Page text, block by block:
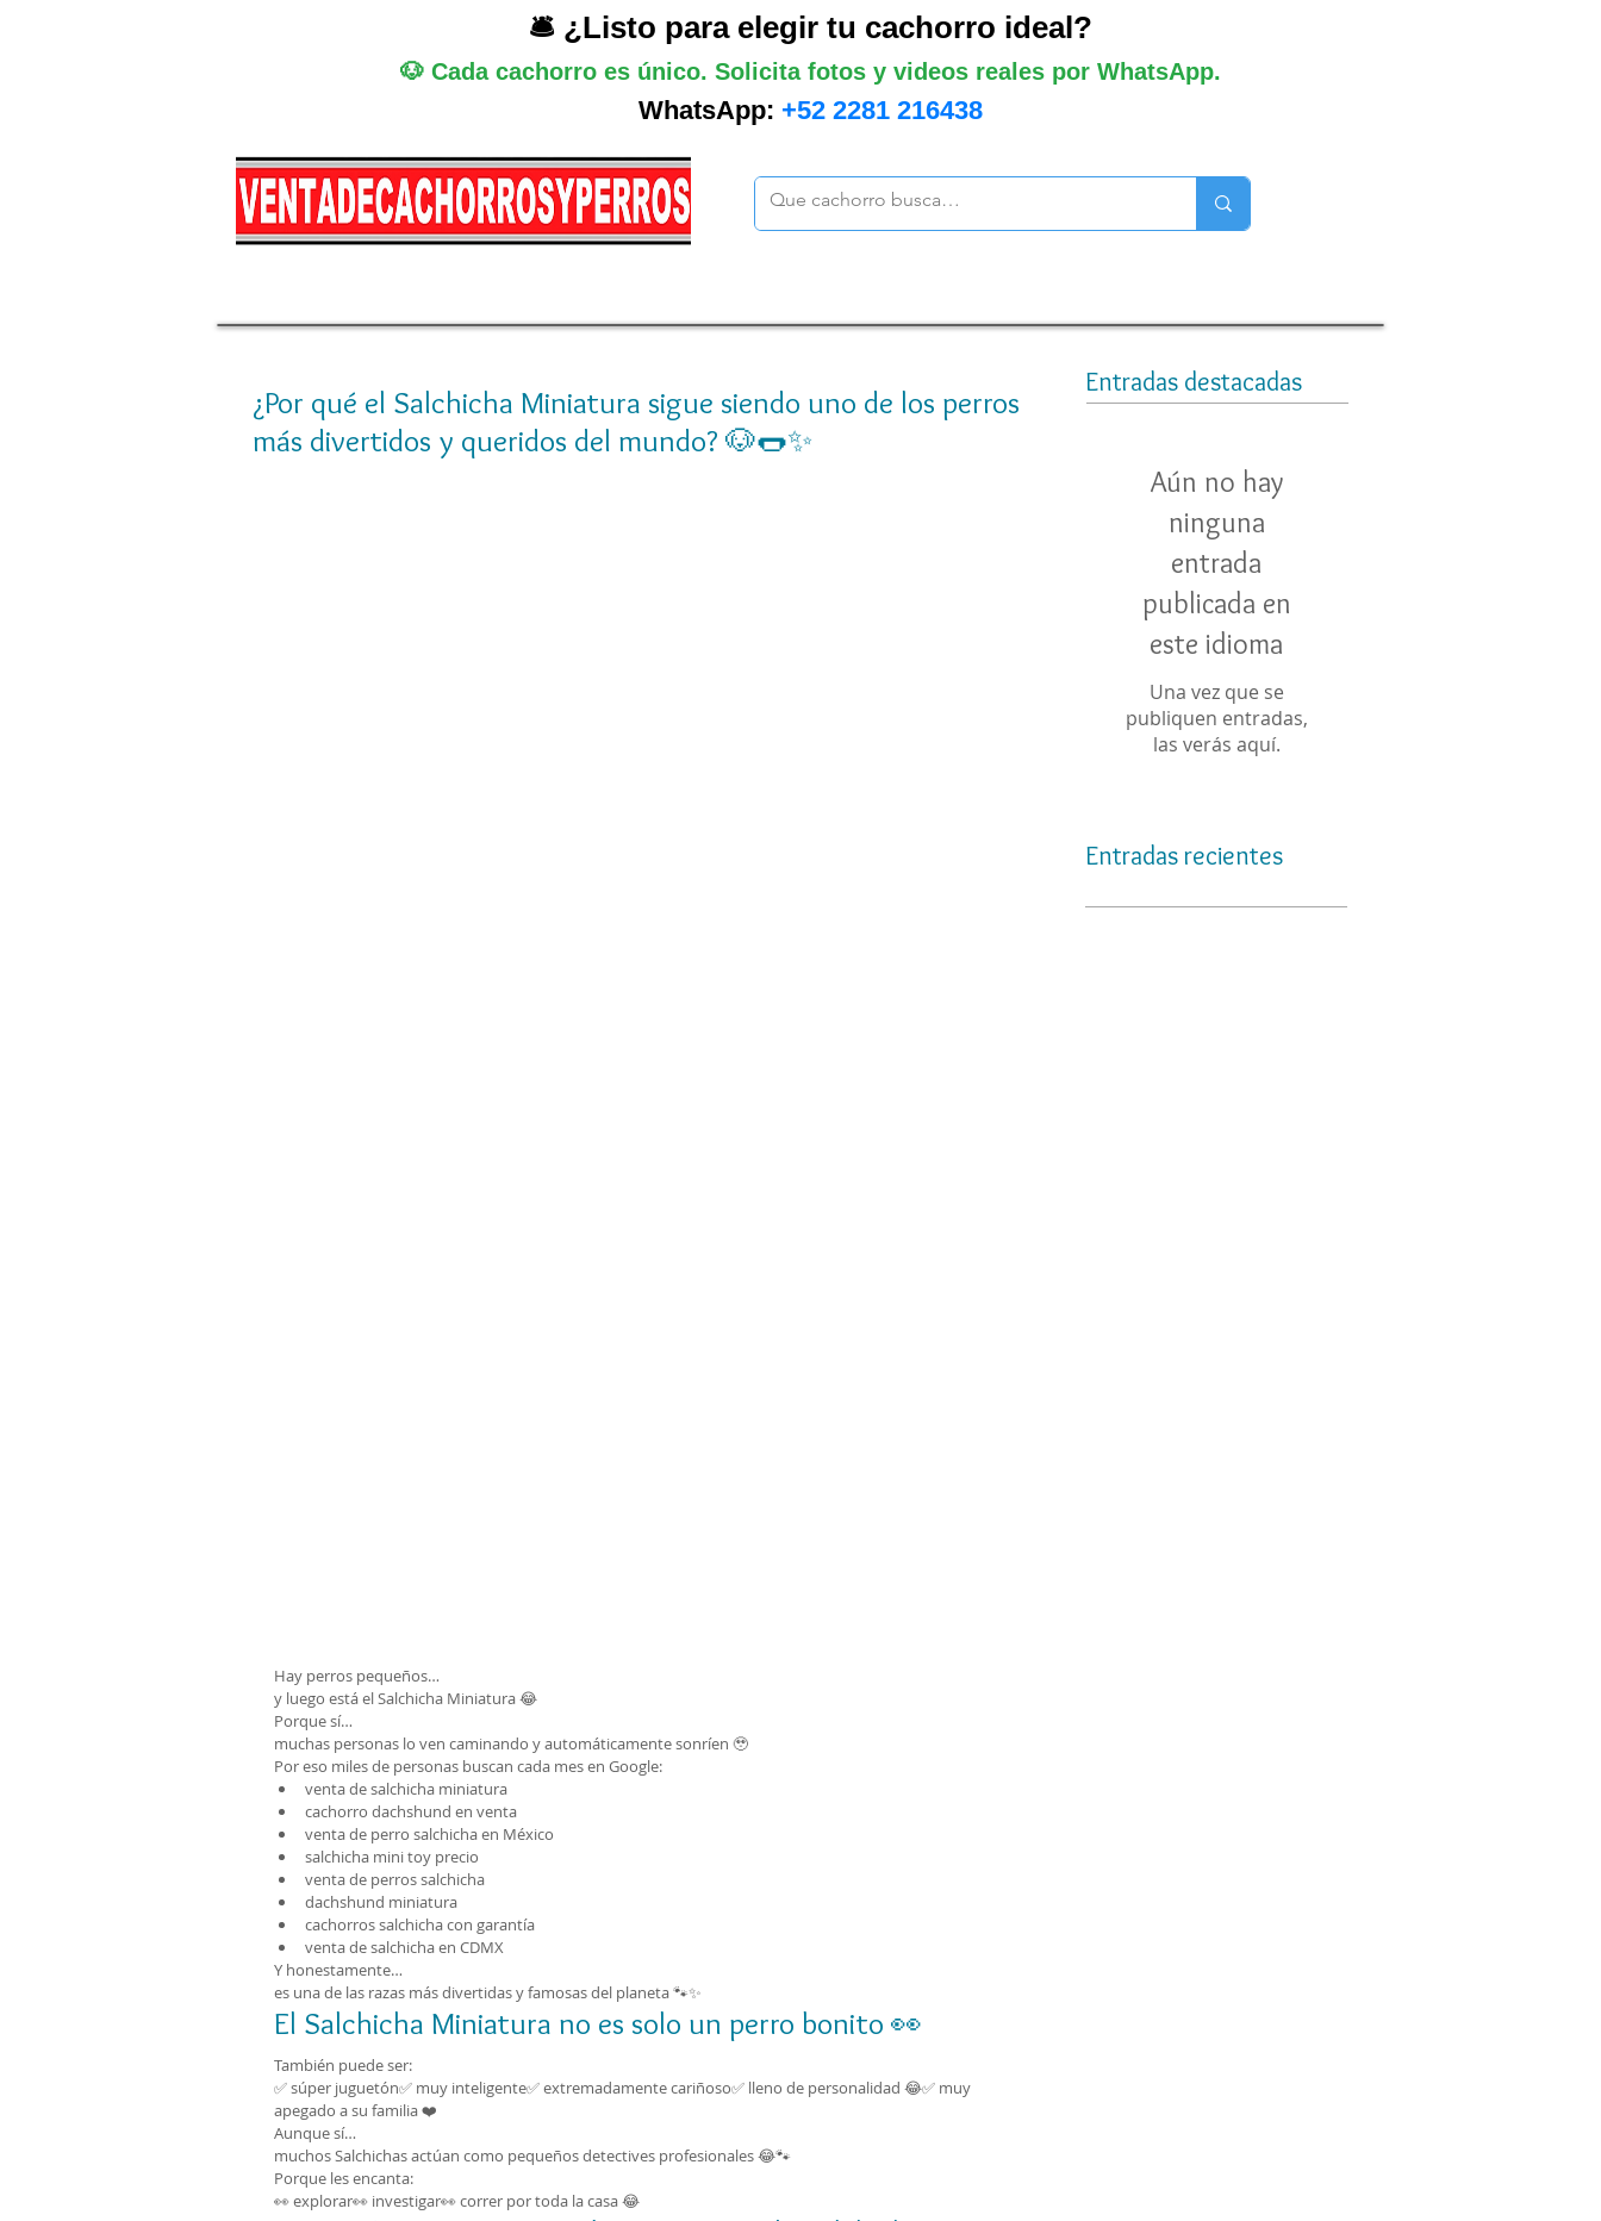
🛎️ ¿Listo para elegir tu cachorro ideal?
🐶 Cada cachorro es único. Solicita fotos y videos reales por WhatsApp.
WhatsApp: +52 2281 216438
¿Por qué el Salchicha Miniatura sigue siendo uno de los perros
más divertidos y queridos del mundo? 🐶🌭✨
Hay perros pequeños…
y luego está el Salchicha Miniatura 😂
Porque sí…
muchas personas lo ven caminando y automáticamente sonríen 🥹
Por eso miles de personas buscan cada mes en Google:
venta de salchicha miniatura
cachorro dachshund en venta
venta de perro salchicha en México
salchicha mini toy precio
venta de perros salchicha
dachshund miniatura
cachorros salchicha con garantía
venta de salchicha en CDMX
Y honestamente…
es una de las razas más divertidas y famosas del planeta 🐾✨
El Salchicha Miniatura no es solo un perro bonito 👀
También puede ser:
✅ súper juguetón✅ muy inteligente✅ extremadamente cariñoso✅ lleno de personalidad 😂✅ muy
apegado a su familia ❤️
Aunque sí…
muchos Salchichas actúan como pequeños detectives profesionales 😂🐾
Porque les encanta:
👀 explorar👀 investigar👀 correr por toda la casa 😂
Entradas destacadas
Aún no hay
ninguna
entrada
publicada en
este idioma
Una vez que se
publiquen entradas,
las verás aquí.
Entradas recientes